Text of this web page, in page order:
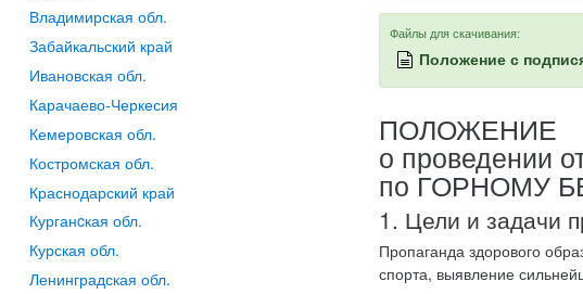
Владимирская обл.
Забайкальский край
Ивановская обл.
Карачаево-Черкесия
Кемеровская обл.
Костромская обл.
Краснодарский край
Курганcкая обл.
Курская обл.
Ленинградская обл.
Файлы для скачивания:
Положение с
ПОЛОЖЕНИЕ
о проведении
по ГОРНОМУ
1. Цели и задачи
Пропаганда здорового
спорта, выявление